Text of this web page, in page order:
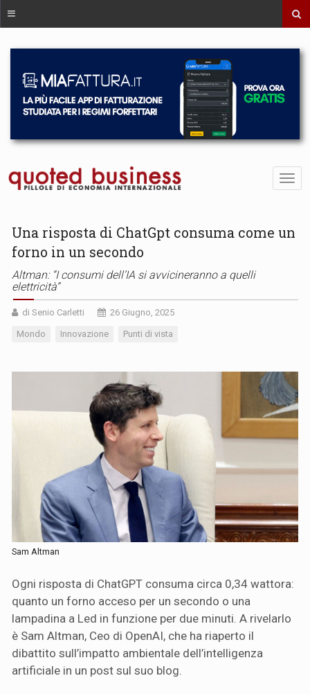
Una risposta di ChatGpt consuma come un
forno in un secondo
Altman: “I consumi dell’IA si avvicineranno a quelli
elettricità”
di Senio Carletti 26 Giugno, 2025
Mondo Innovazione Punti di vista
Sam Altman
Ogni risposta di ChatGPT consuma circa 0,34 wattora:
quanto un forno acceso per un secondo o una
lampadina a Led in funzione per due minuti. A rivelarlo
è Sam Altman, Ceo di OpenAI, che ha riaperto il
dibattito sull’impatto ambientale dell’intelligenza
artificiale in un post sul suo blog.